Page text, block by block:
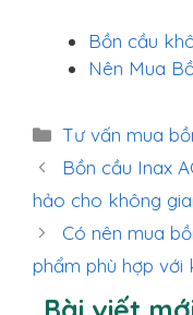
Bồn cầu
Nên Mua
Danh
mục
Tư vấn mua
Bồn cầu Inax
hảo cho không
Có nên mua
phẩm phù hợp với